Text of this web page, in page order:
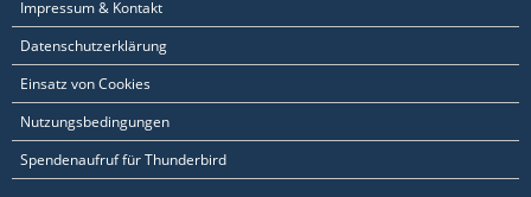
Impressum & Kontakt
Datenschutzerklärung
Einsatz von Cookies
Nutzungsbedingungen
Spendenaufruf für Thunderbird